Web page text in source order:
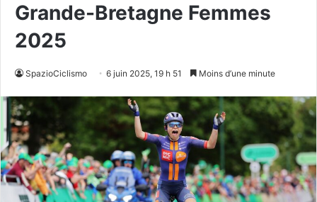
Grande-Bretagne Femmes
2025
SpazioCiclismo 6 juin 2025, 19 h 51 Moins d’une minute